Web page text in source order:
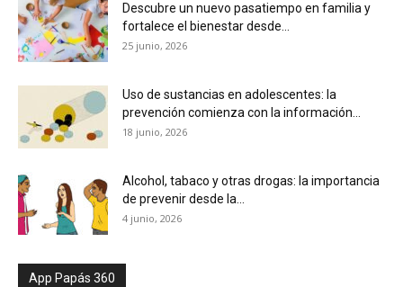
Descubre un nuevo pasatiempo en familia y
fortalece el bienestar desde...
25 junio, 2026
Uso de sustancias en adolescentes: la
prevención comienza con la información...
18 junio, 2026
Alcohol, tabaco y otras drogas: la importancia
de prevenir desde la...
4 junio, 2026
App Papás 360